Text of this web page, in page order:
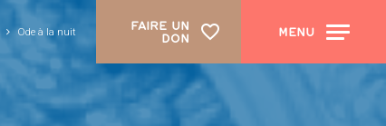
Ode à la nuit
FAIRE UN
DON
MENU